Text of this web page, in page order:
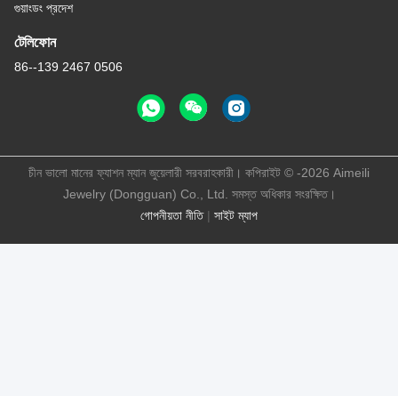
গুয়াংডং প্রদেশ
টেলিফোন
86--139 2467 0506
গোপনীয়তা নীতি| সাইট ম্যাপ
চীন ভালো মানের ফ্যাশন ম্যান জুয়েলারী সরবরাহকারী। কপিরাইট © -2026 Aimeili
Jewelry (Dongguan) Co., Ltd. সমস্ত অধিকার সংরক্ষিত।